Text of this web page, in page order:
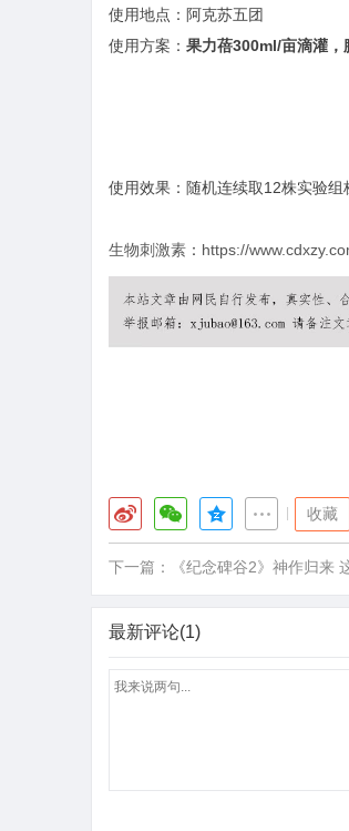
使用地点：阿克苏五团
使用方案： 果力蓓300ml/亩滴灌，
使用效果：随机连续取12株实验组
生物刺激素 ： https://
收藏
下一篇： 《纪念碑谷2》神作归来
最新评论(1)